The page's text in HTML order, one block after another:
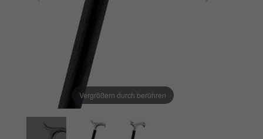
Vergrößern durch berühren